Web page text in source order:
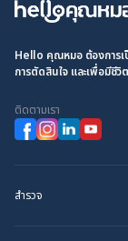
Hello คุณหมอ ต้องการเ
การตัดสินใจ และเพื่อมีชี
ติดตามเรา
สำรวจ